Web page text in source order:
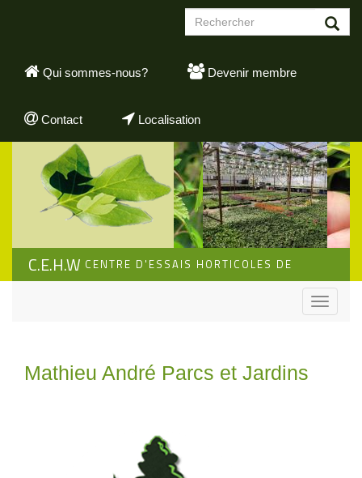
Formulaire
de
Qui sommes-nous? Devenir membre
Contact Localisation
C.E.H.W CENTRE D'ESSAIS HORTICOLES DE
Toggle
Mathieu André Parcs et Jardins